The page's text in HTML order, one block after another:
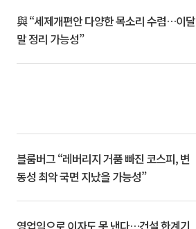
與 “세제개편안 다양한 목소리 수렴…이달
말 정리 가능성”
블룸버그 “레버리지 거품 빠진 코스피, 변
동성 최악 국면 지났을 가능성”